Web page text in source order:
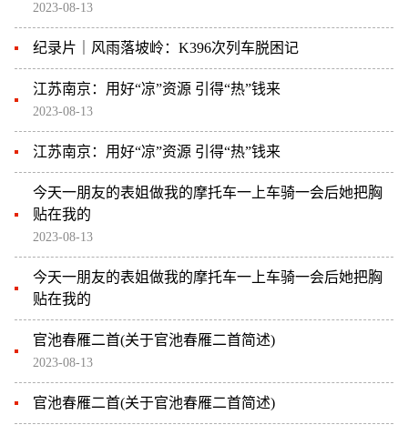
2023-08-13
纪录片｜风雨落坡岭：K396次列车脱困记
江苏南京：用好“凉”资源 引得“热”钱来
2023-08-13
江苏南京：用好“凉”资源 引得“热”钱来
今天一朋友的表姐做我的摩托车一上车骑一会后她把胸
贴在我的
2023-08-13
今天一朋友的表姐做我的摩托车一上车骑一会后她把胸
贴在我的
官池春雁二首(关于官池春雁二首简述)
2023-08-13
官池春雁二首(关于官池春雁二首简述)